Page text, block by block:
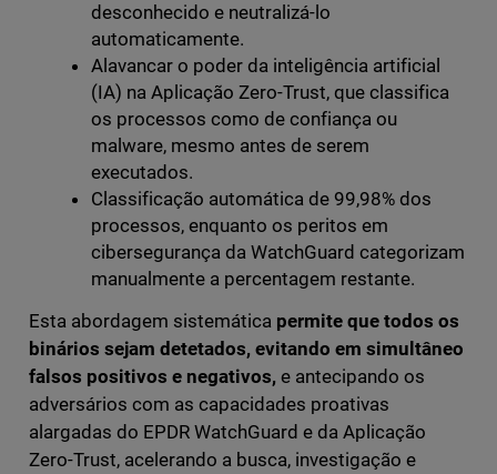
desconhecido e neutralizá-lo
automaticamente.
Alavancar o poder da inteligência artificial
(IA) na Aplicação Zero-Trust, que classifica
os processos como de confiança ou
malware, mesmo antes de serem
executados.
Classificação automática de 99,98% dos
processos, enquanto os peritos em
cibersegurança da WatchGuard categorizam
manualmente a percentagem restante.
Esta abordagem sistemática permite que todos os
binários sejam detetados, evitando em simultâneo
falsos positivos e negativos, e antecipando os
adversários com as capacidades proativas
alargadas do EPDR WatchGuard e da Aplicação
Zero-Trust, acelerando a busca, investigação e